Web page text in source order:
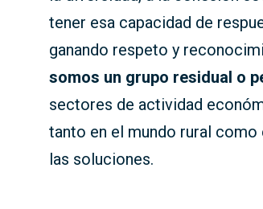
tener esa capacidad de
ganando respeto y
somos un grupo residual o
sectores de actividad
tanto en el mundo rural como
las soluciones.